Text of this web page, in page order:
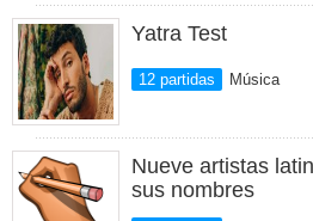
Yatra Test
12 partidas Música
Nueve artistas
sus nombres